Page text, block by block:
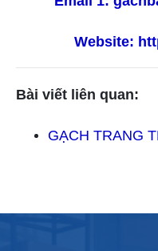
Website:
Bài viết liên quan:
GẠCH TRANG